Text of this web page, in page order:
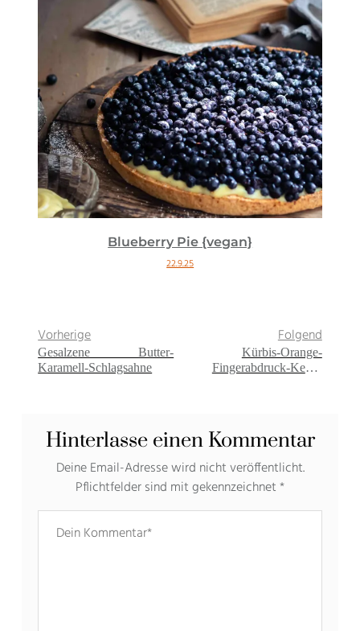
Blueberry Pie {vegan}
22.9.25
Vorherige
Gesalzene Butter-
Karamell-Schlagsahne
Folgend
Kürbis-Orange-
Fingerabdruck-Kekse
Hinterlasse einen Kommentar
Deine Email-Adresse wird nicht veröffentlicht.
Pflichtfelder sind mit gekennzeichnet*